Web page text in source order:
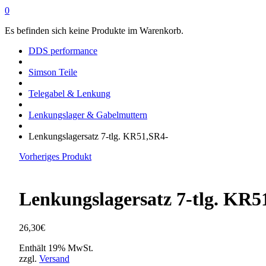
0
Es befinden sich keine Produkte im Warenkorb.
DDS performance
Simson Teile
Telegabel & Lenkung
Lenkungslager & Gabelmuttern
Lenkungslagersatz 7-tlg. KR51,SR4-
Vorheriges Produkt
Lenkungslagersatz 7-tlg.
26,30€
Enthält 19% MwSt.
zzgl. Versand